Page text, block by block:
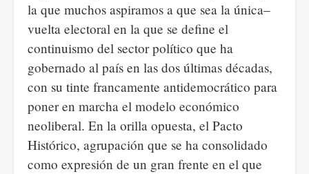
la que muchos aspiramos a que sea la única–
vuelta electoral en la que se define el
continuismo del sector político que ha
gobernado al país en las dos últimas décadas,
con su tinte francamente antidemocrático para
poner en marcha el modelo económico
neoliberal. En la orilla opuesta, el Pacto
Histórico, agrupación que se ha consolidado
como expresión de un gran frente en el que